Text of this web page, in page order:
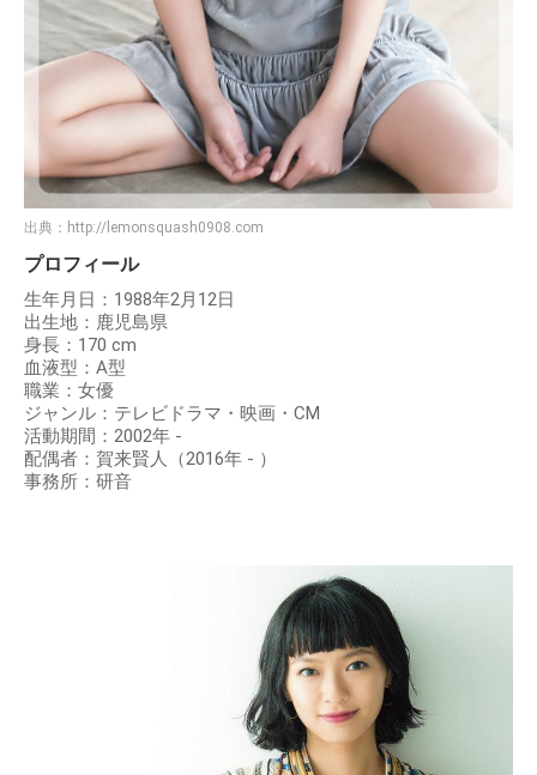
出典： http://lemonsquash0908.com
プロフィール
生年月日：1988年2月12日
出生地：鹿児島県
身長：170 cm
血液型：A型
職業：女優
ジャンル：テレビドラマ・映画・CM
活動期間：2002年 -
配偶者：賀来賢人（2016年 - ）
事務所：研音